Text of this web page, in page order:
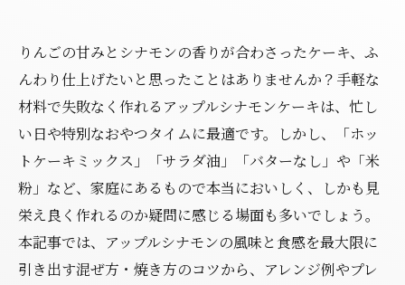
りんごの甘みとシナモンの香りが合わさったケーキ、ふ
んわり仕上げたいと思ったことはありませんか？手軽な
材料で失敗なく作れるアップルシナモンケーキは、忙し
い日や特別なおやつタイムに最適です。しかし、「ホッ
トケーキミックス」「サラダ油」「バターなし」や「米
粉」など、家庭にあるもので本当においしく、しかも見
栄え良く作れるのか疑問に感じる場面も多いでしょう。
本記事では、アップルシナモンの風味と食感を最大限に
引き出す混ぜ方・焼き方のコツから、アレンジ例やプレ